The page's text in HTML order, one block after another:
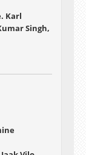
Karl
Singh,